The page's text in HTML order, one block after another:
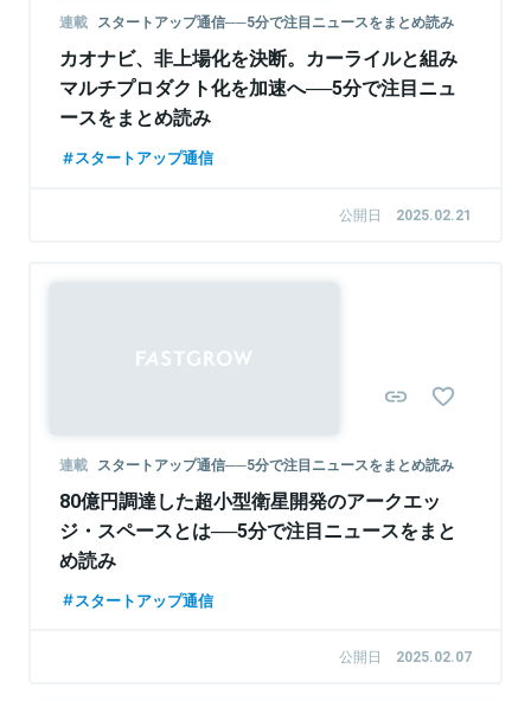
連載 スタートアップ通信──5分で注目ニュースをまとめ読み
カオナビ、非上場化を決断。カーライルと組み
マルチプロダクト化を加速へ──5分で注目ニュ
ースをまとめ読み
スタートアップ通信
公開日 2025.02.21
連載 スタートアップ通信──5分で注目ニュースをまとめ読み
80億円調達した超小型衛星開発のアークエッ
ジ・スペースとは──5分で注目ニュースをまと
め読み
スタートアップ通信
公開日 2025.02.07